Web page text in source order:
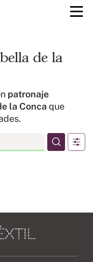
de la
patronaje
la Conca que